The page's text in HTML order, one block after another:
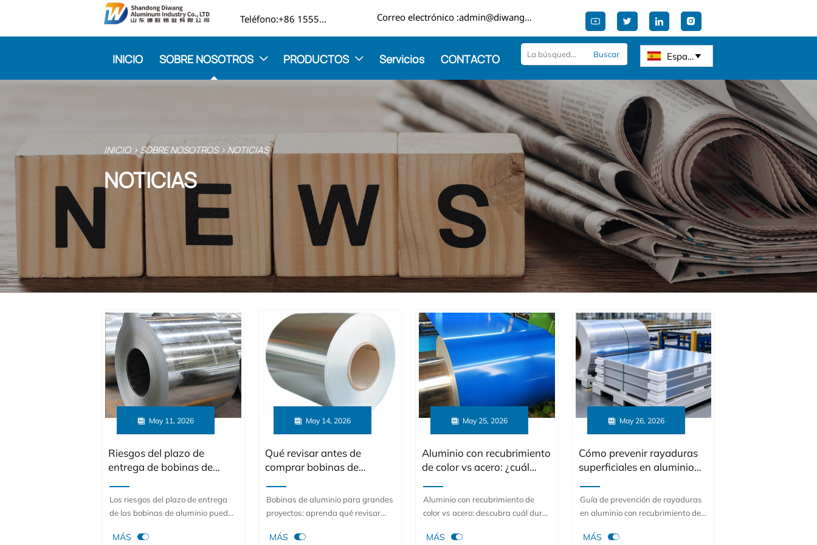
Teléfono:+86 15553271351 Correo electrónico :admin@diwangmetal.com    
INICIO SOBRE NOSOTROS  PRODUCTOS  Servicios CONTACTO Buscar Español
INICIO>SOBRE NOSOTROS>NOTICIAS
NOTICIAS
 May 11, 2026
Riesgos del plazo de
entrega de bobinas de
en torno a ellos
Los riesgos del plazo de entrega
de las bobinas de aluminio pueden
entrega. Conozca las principales
MÁS 
 May 14, 2026
Qué revisar antes de
comprar bobinas de
proyectos
Bobinas de aluminio para grandes
proyectos: aprenda qué revisar
aleación y el temple hasta las
MÁS 
 May 25, 2026
Aluminio con recubrimiento
de color vs acero: ¿cuál
exteriores?
Aluminio con recubrimiento de
color vs acero: descubra cuál dura
Compare la resistencia a la
MÁS 
 May 26, 2026
Cómo prevenir rayaduras
superficiales en aluminio
Guía de prevención de rayaduras
en aluminio con recubrimiento de
reducir los daños por fricción
MÁS 